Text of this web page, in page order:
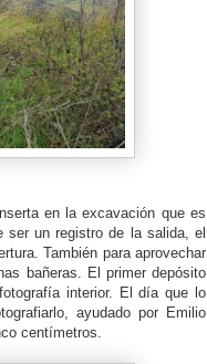
en la excavación que es
ser un registro de la salida, el
También para aprovechar
bañeras. El primer depósito
interior. El día que lo
ayudado por Emilio
centímetros.